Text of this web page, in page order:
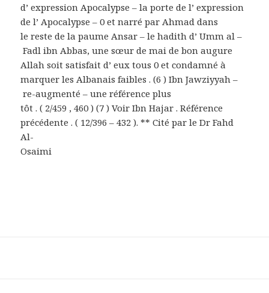
d’ expression Apocalypse – la porte de l’ expression
de l’ Apocalypse – 0 et narré par Ahmad dans
le reste de la paume Ansar – le hadith d’ Umm al –
Fadl ibn Abbas, une sœur de mai de bon augure
Allah soit satisfait d’ eux tous 0 et condamné à
marquer les Albanais faibles . (6 ) Ibn Jawziyyah –
re-augmenté – une référence plus
tôt . ( 2/459 , 460 ) (7 ) Voir Ibn Hajar . Référence
précédente . ( 12/396 – 432 ). ** Cité par le Dr Fahd
Al-
Osaimi